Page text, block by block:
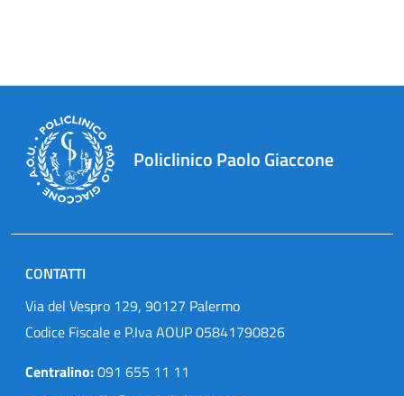
Policlinico Paolo Giaccone
CONTATTI
Via del Vespro 129, 90127 Palermo
Codice Fiscale e P.Iva AOUP 05841790826
Centralino:091 655 11 11